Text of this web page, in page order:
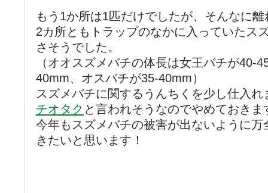
もう1か所は1匹だけでしたが、そんなに
2カ所ともトラップのなかに入っていたス
さそうでした。
（オオスズメバチの体長は女王バチが40-
40mm、オスバチが35-40mm）
スズメバチに関するうんちくを少し仕入
チオタク と言われそうなのでやめておきま
今年もスズメバチの被害が出ないように
きたいと思います！